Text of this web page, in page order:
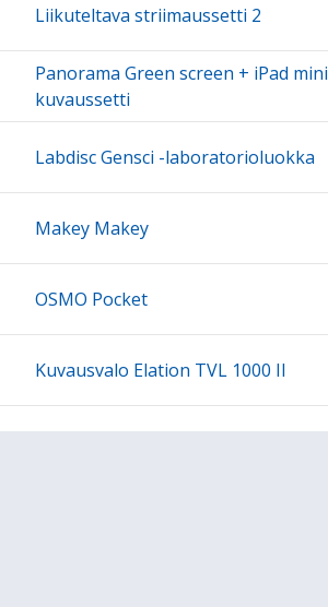
Liikuteltava striimaussetti 2
Panorama Green screen + iPad mini
kuvaussetti
Labdisc Gensci -laboratorioluokka
Makey Makey
OSMO Pocket
Kuvausvalo Elation TVL 1000 II